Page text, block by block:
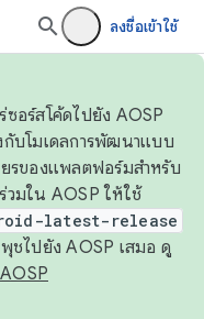
ลงชื่อเข้าใช้
อร์สโค้ดไปยัง AOSP
บโมเดลการพัฒนาแบบ
รของแพลตฟอร์มสำหรับ
วมใน AOSP ให้ใช้
latest-release
ชไปยัง AOSP เสมอ ดู